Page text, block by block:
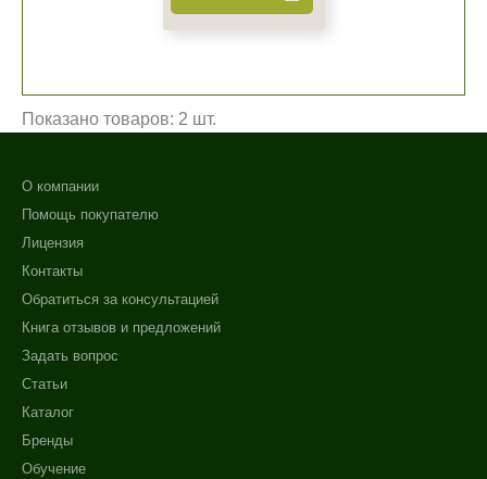
Показано товаров: 2 шт.
О компании
Помощь покупателю
Лицензия
Контакты
Обратиться за консультацией
Книга отзывов и предложений
Задать вопрос
Статьи
Каталог
Бренды
Обучение